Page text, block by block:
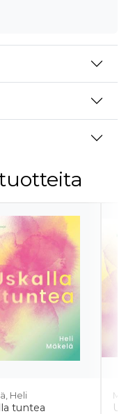
Heli
tuntea